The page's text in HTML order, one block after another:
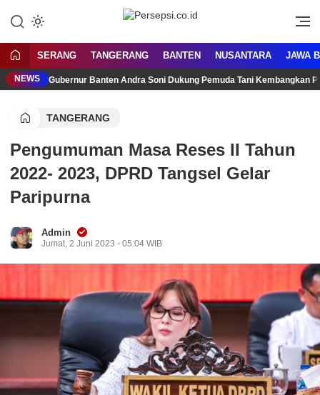
konten
SERANG TANGERANG BANTEN NUSANTARA JAWA
NEWS Gubernur Banten Andra Soni Dukung Pemuda Tani Kembangkan
TANGERANG
Pengumuman Masa Reses II Tahun
2022- 2023, DPRD Tangsel Gelar
Paripurna
Admin
Jumat, 2 Juni 2023 - 05:04 WIB